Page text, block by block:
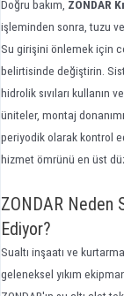
Doğru bakım, ZONDAR
işleminden sonra, tuzu
Su girişini önlemek için
belirtisinde değiştirin.
hidrolik sıvıları kullanın
üniteler, montaj
periyodik olarak kontrol
hizmet ömrünü en üst
ZONDAR Neden
Ediyor?
Sualtı inşaatı ve
geleneksel yıkım